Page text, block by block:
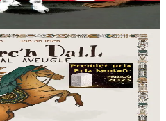
eus Breizh, Korsika hag eus
ac’hanomp da dremen ur